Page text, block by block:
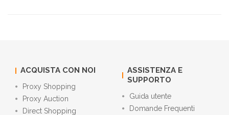
ACQUISTA CON NOI
Proxy Shopping
Proxy Auction
Direct Shopping
ASSISTENZA E
SUPPORTO
Guida utente
Domande Frequenti